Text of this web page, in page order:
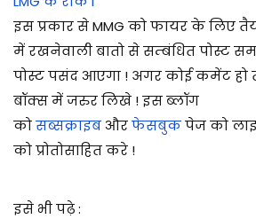
इस प्रकार से MMG को फायर के लिए
में रखनेवाली बातो से सम्बंधित पोस्ट
पोस्ट पसंद आएगा ! अगर कोई कमेंट
बॉक्स में जरुर लिखे ! इस ब्लॉग
कोसब्सक्राइबऔरफेसबुकपेज को
को प्रोतोसाहित करे !
इसे भी पढ़े :